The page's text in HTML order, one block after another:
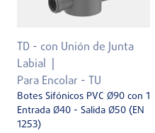
TD - con Unión de Junta
Labial
Para Encolar - TU
Botes Sifónicos PVC Ø90 con 1
Entrada Ø40 - Salida Ø50 (EN
1253)